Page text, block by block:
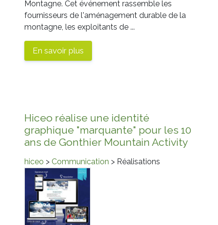
Montagne. Cet événement rassemble les
fournisseurs de l'aménagement durable de la
montagne, les exploitants de ...
En savoir plus
Hiceo réalise une identité
graphique "marquante" pour les 10
ans de Gonthier Mountain Activity
hiceo > Communication > Réalisations